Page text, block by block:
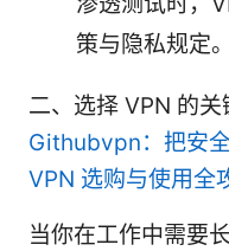
策与隐私规定。
二、选择 VPN 的关
Githubvpn：把安
VPN 选购与使用全
当你在工作中需要